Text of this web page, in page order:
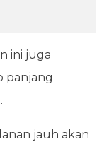
ini juga
panjang
jauh akan